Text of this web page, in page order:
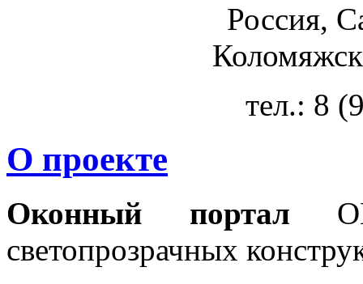
Россия,
тел.: 8
О проекте
Оконный портал
светопрозрачных